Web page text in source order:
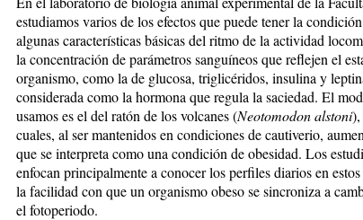
estudiamos varios de los efectos que puede tener la
algunas características básicas del ritmo de la actividad
la concentración de parámetros sanguíneos que reflejen el
organismo, como la de glucosa, triglicéridos, insulina y
considerada como la hormona que regula la saciedad. El
usamos es el del ratón de los volcanes (Neotomodon alstoni),
cuales, al ser mantenidos en condiciones de cautiverio,
que se interpreta como una condición de obesidad. Los
enfocan principalmente a conocer los perfiles diarios en
la facilidad con que un organismo obeso se sincroniza a
el fotoperiodo.